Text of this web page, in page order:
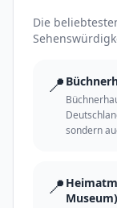
Die
📍
sondern
📍 Museum)